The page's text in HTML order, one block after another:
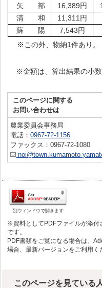
矢 部
16,389円
清 和
11,311円
蘇 陽
7,543円
※この外、物納1件あり。
※金額は、算出結果の小数
このページに関する
お問い合わせは
農業委員会事務局
電話：0967-72-1156
ファックス：0967-72-1080
noi@town.kumamoto-
別ウィンドウで開きます
※資料としてPDFファイルが添付
です。
PDF書類をご覧になる場合は、
場合、最新バージョンをご利用く
このページを見ている